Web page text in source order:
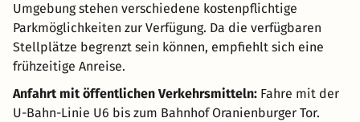
Umgebung stehen verschiedene kostenpflichtige
Parkmöglichkeiten zur Verfügung. Da die verfügbaren
Stellplätze begrenzt sein können, empfiehlt sich eine
frühzeitige Anreise.
Anfahrt mit öffentlichen Verkehrsmitteln: Fahre mit der
U-Bahn-Linie U6 bis zum Bahnhof Oranienburger Tor.